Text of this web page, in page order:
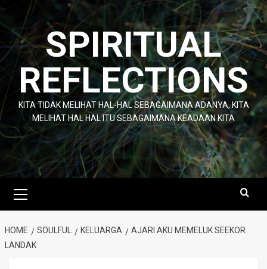
Skip
content
SPIRITUAL
REFLECTIONS
KITA TIDAK MELIHAT HAL-HAL SEBAGAIMANA ADANYA, KITA
MELIHAT HAL HAL ITU SEBAGAIMANA KEADAAN KITA
Menu
HOME SOULFUL KELUARGA
AJARI AKU MEMELUK SEEKOR
LANDAK